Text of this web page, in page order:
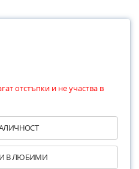
отстъпки и не участва в
В ЛЮБИМИ